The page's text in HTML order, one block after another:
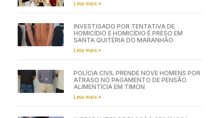
Leia mais »
INVESTIGADO POR TENTATIVA DE
HOMICÍDIO E HOMICÍDIO É PRESO EM
SANTA QUITÉRIA DO MARANHÃO
Leia mais »
POLÍCIA CIVIL PRENDE NOVE HOMENS POR
ATRASO NO PAGAMENTO DE PENSÃO
ALIMENTÍCIA EM TIMON
Leia mais »